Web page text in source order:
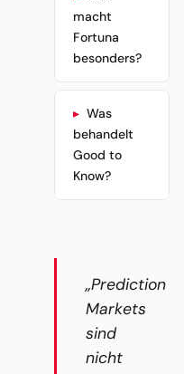
macht
Fortuna
besonders?
Was
behandelt
Good to
Know?
„Prediction
Markets
sind
nicht